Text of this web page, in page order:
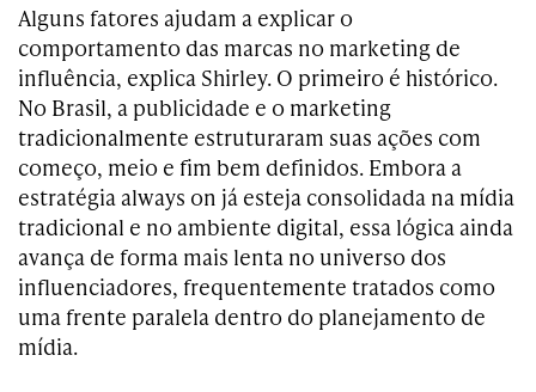
Alguns fatores ajudam a explicar o
comportamento das marcas no marketing de
influência, explica Shirley. O primeiro é histórico.
No Brasil, a publicidade e o marketing
tradicionalmente estruturaram suas ações com
começo, meio e fim bem definidos. Embora a
estratégia always on já esteja consolidada na mídia
tradicional e no ambiente digital, essa lógica ainda
avança de forma mais lenta no universo dos
influenciadores, frequentemente tratados como
uma frente paralela dentro do planejamento de
mídia.